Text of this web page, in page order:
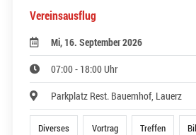
Vereinsausflug
Mi, 16. September 2026
07:00 - 18:00 Uhr
Parkplatz Rest. Bauernhof, Lauerz
Diverses Vortrag Treffen